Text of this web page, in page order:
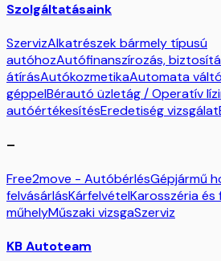
Szolgáltatásaink
SzervizAlkatrészek bármely típusú
autóhozAutófinanszírozás,
átírásAutókozmetikaAutomata
géppelBérautó üzletág / Operatív
autóértékesítésEredetiség vizsgálat
–
Free2move - AutóbérlésGépjármű
felvásárlásKárfelvételKarosszéria és
műhelyMűszaki vizsgaSzerviz
KB Autoteam